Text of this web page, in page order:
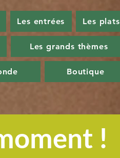
Les entrées Les plats
Les grands thèmes
Boutique
!